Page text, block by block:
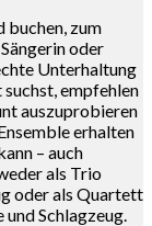
buchen, zum
oder
Unterhaltung
empfehlen
auszuprobieren
erhalten
– auch
als Trio
oder als Quartett
Schlagzeug.